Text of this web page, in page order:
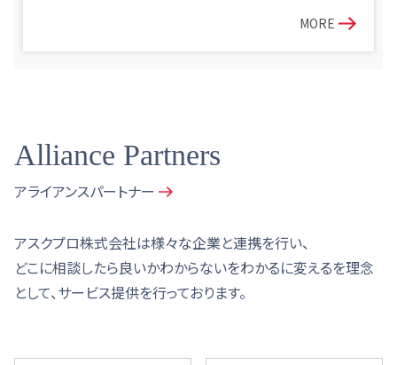
MORE
Alliance Partners
アライアンスパートナー
アスクプロ株式会社は様々な企業と連携を行い、
どこに相談したら良いかわからないをわかるに変えるを理念
として、サービス提供を行っております。